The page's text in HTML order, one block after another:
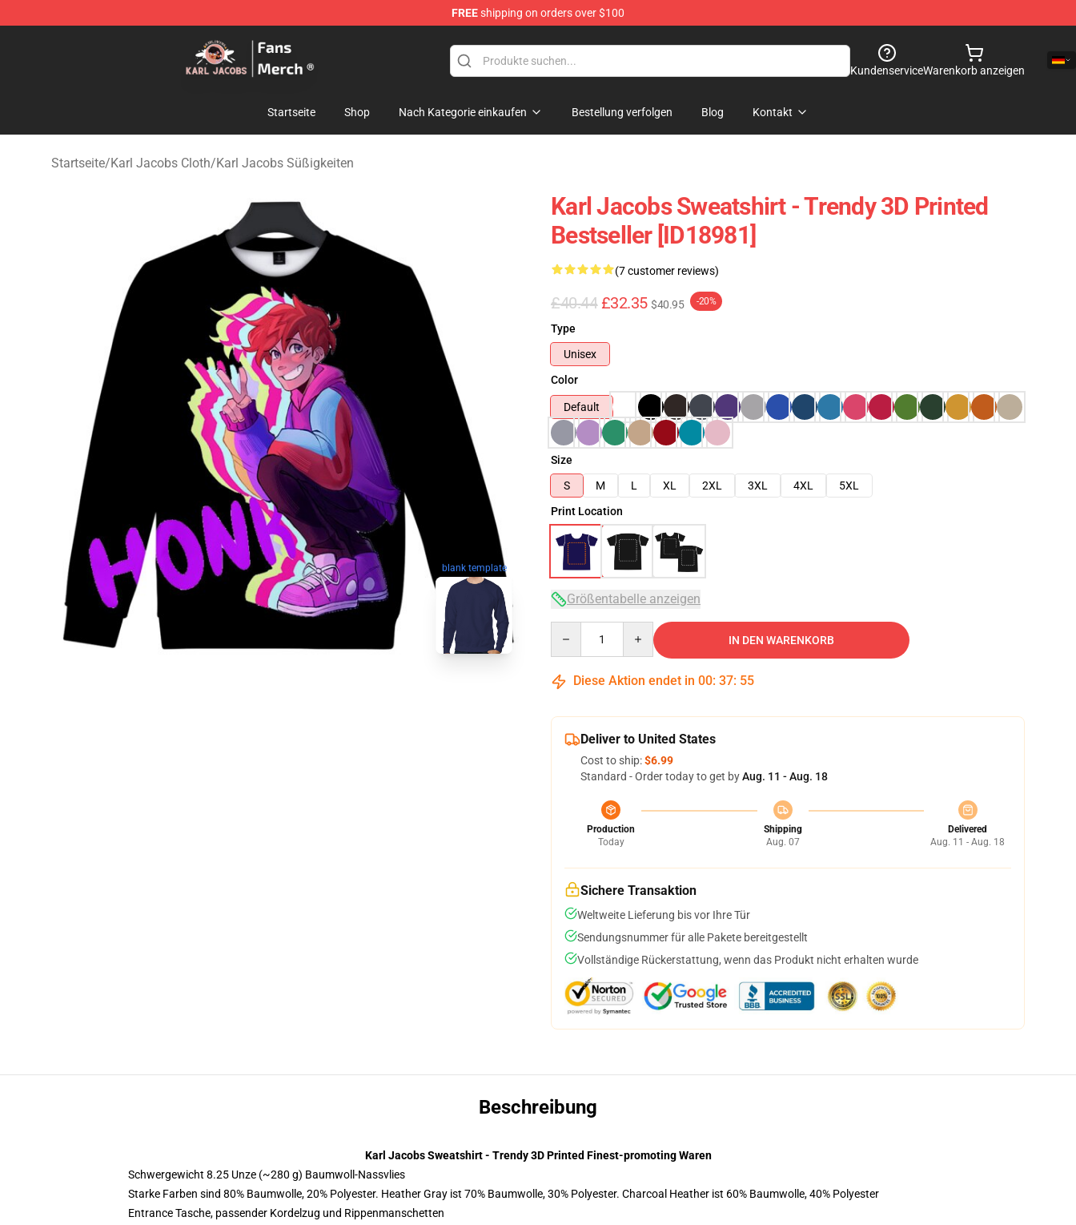
FREEshipping on orders over $100
Karl Jacobs Store - Official Karl Jacobs Merchandise Shop
KundenserviceWarenkorb anzeigen
Startseite Shop Nach Kategorie einkaufen Bestellung verfolgen Blog Kontakt
Startseite/Karl Jacobs Cloth/Karl Jacobs Süßigkeiten
blank template
Karl Jacobs Sweatshirt - Trendy 3D Printed
Bestseller [ID18981]
(7 customer reviews)
£40.44 £32.35 $40.95 -20%
Type
Unisex
Color
Default
Size
S
M L XL 2XL 3XL 4XL
5XL
Print Location
Größentabelle anzeigen
IN DEN WARENKORB
Diese Aktion endet in 00: 37: 54
Deliver to United States
Cost to ship:$6.99
Standard - Order today to get byAug. 11 - Aug. 18
Production
Today
Shipping
Aug. 07
Delivered
Aug. 11 - Aug. 18
Sichere Transaktion
Weltweite Lieferung bis vor Ihre Tür
Sendungsnummer für alle Pakete bereitgestellt
Vollständige Rückerstattung, wenn das Produkt nicht erhalten wurde
Beschreibung
Karl Jacobs Sweatshirt - Trendy 3D Printed Finest-promoting Waren
Schwergewicht 8.25 Unze (~280 g) Baumwoll-Nassvlies
Starke Farben sind 80% Baumwolle, 20% Polyester. Heather Gray ist 70% Baumwolle, 30% Polyester. Charcoal Heather ist 60% Baumwolle, 40% Polyester
Entrance Tasche, passender Kordelzug und Rippenmanschetten